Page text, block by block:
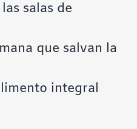
salas de
que salvan la
integral